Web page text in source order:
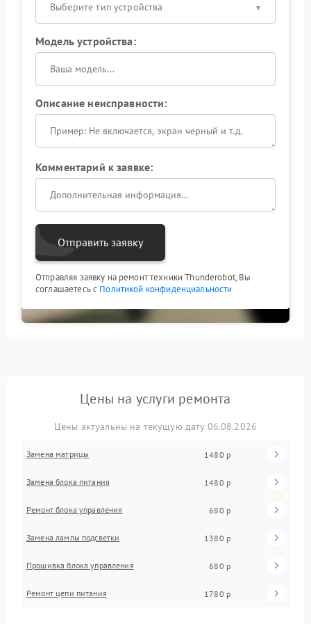
Выберите тип устройства
Модель устройства:
Описание неисправности:
Комментарий к заявке:
Отправить заявку
Отправляя заявку на ремонт техники Thunderobot, Вы
соглашаетесь с Политикой конфиденциальности
Цены на услуги ремонта
Цены актуальны на текущую дату 06.08.2026
Замена матрицы 1480 р
Замена блока питания 1480 р
Ремонт блока управления 680 р
Замена лампы подсветки 1380 р
Прошивка блока управления 680 р
Ремонт цепи питания 1780 р